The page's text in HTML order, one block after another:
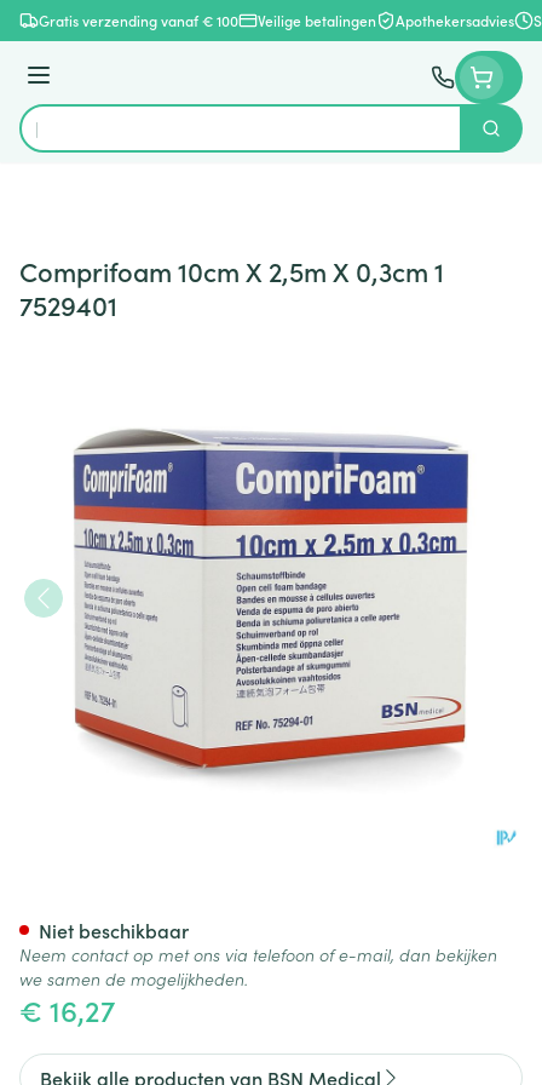
Ga naar de inhoud
Gratis verzending vanaf € 100 Veilige betalingen Apothekersadvies
Menu
Product, merk, categorie...
Zoek
Comprifoam 10cm X 2,5m X 0,3cm 1
7529401
€ 16,27
Niet beschikbaar
Neem contact op met ons via telefoon of e-mail, dan bekijken
we samen de mogelijkheden.
Bekijk alle producten van BSN Medical